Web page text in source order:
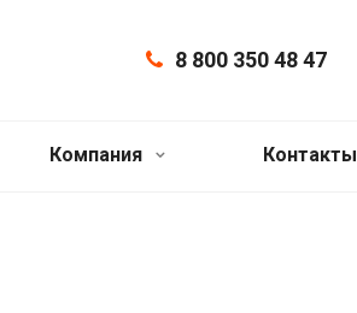
8 800 350 48 47
Компания Контакты